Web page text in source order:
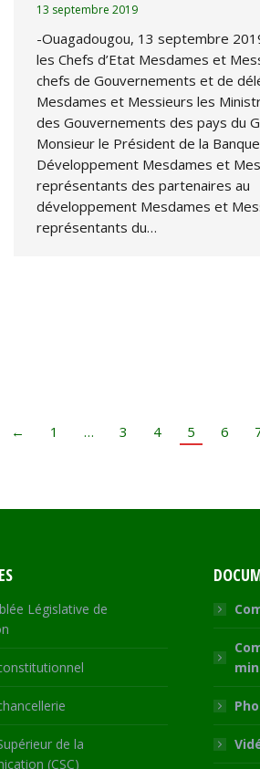
13 septembre 2019
-Ouagadougou, 13 septembre
les Chefs d’Etat Mesdames et
chefs de Gouvernements et de
Mesdames et Messieurs les
des Gouvernements des pays du
Monsieur le Président de la
Développement Mesdames et
représentants des partenaires au
développement Mesdames et
représentants du…
← 1 … 3 4 5 6
Législative de
de la
(CSC)